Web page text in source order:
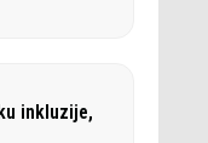
inkluzije,